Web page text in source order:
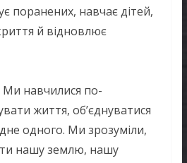
поранених, навчає дітей,
й відновлює
навчилися по-
життя, об’єднуватися
одного. Ми зрозуміли,
нашу землю, нашу